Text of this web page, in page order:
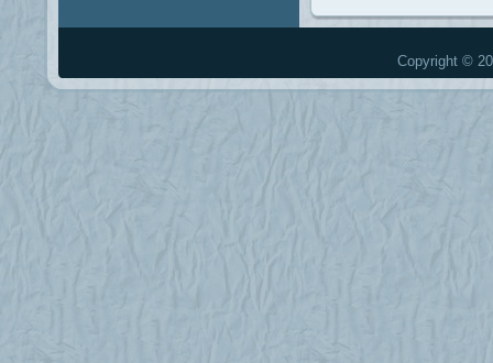
Copyright ©